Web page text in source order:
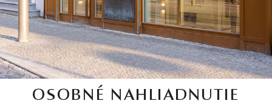
OSOBNÉ NAHLIADNUTIE